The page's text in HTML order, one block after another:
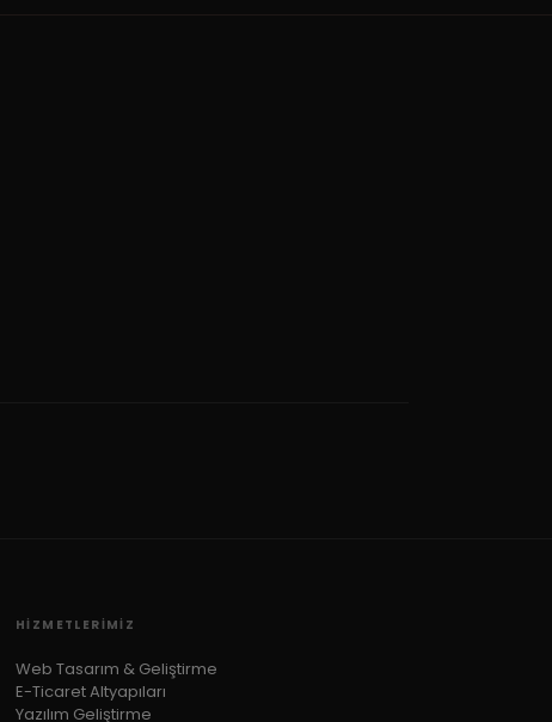
HIZMETLERIMIZ
Web Tasarım & Geliştirme
E-Ticaret Altyapıları
Yazılım Geliştirme